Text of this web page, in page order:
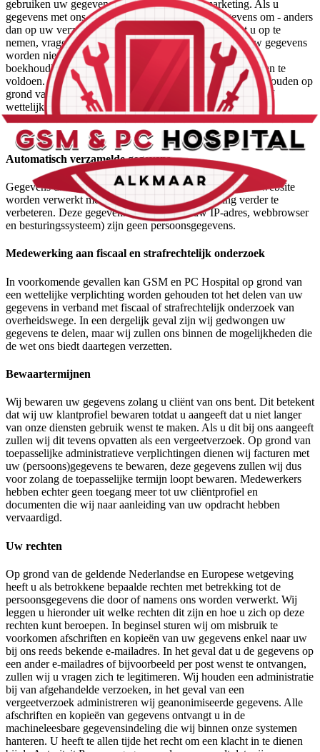
gebruiken uw gegevens niet voor (gerichte) marketing. Als u
gegevens met ons deelt en wij gebruiken deze gegevens om - anders
dan op uw verzoek - op een later moment contact met u op te
nemen, vragen wij u hiervoor expliciet toestemming. Uw gegevens
worden niet met derden gedeeld, anders dan om aan
boekhoudkundige en overige administratieve verplichtingen te
voldoen. Deze derden zijn allemaal tot geheimhouding gehouden op
grond van de overeenkomst tussen hen en ons of een eed of
wettelijke verplichting.
Automatisch verzamelde gegevens
Gegevens die automatisch worden verzameld door onze website
worden verwerkt met het doel onze dienstverlening verder te
verbeteren. Deze gegevens (bijvoorbeeld uw IP-adres, webbrowser
en besturingssysteem) zijn geen persoonsgegevens.
Medewerking aan fiscaal en strafrechtelijk onderzoek
In voorkomende gevallen kan GSM en PC Hospital op grond van
een wettelijke verplichting worden gehouden tot het delen van uw
gegevens in verband met fiscaal of strafrechtelijk onderzoek van
overheidswege. In een dergelijk geval zijn wij gedwongen uw
gegevens te delen, maar wij zullen ons binnen de mogelijkheden die
de wet ons biedt daartegen verzetten.
Bewaartermijnen
Wij bewaren uw gegevens zolang u cliënt van ons bent. Dit betekent
dat wij uw klantprofiel bewaren totdat u aangeeft dat u niet langer
van onze diensten gebruik wenst te maken. Als u dit bij ons aangeeft
zullen wij dit tevens opvatten als een vergeetverzoek. Op grond van
toepasselijke administratieve verplichtingen dienen wij facturen met
uw (persoons)gegevens te bewaren, deze gegevens zullen wij dus
voor zolang de toepasselijke termijn loopt bewaren. Medewerkers
hebben echter geen toegang meer tot uw cliëntprofiel en
documenten die wij naar aanleiding van uw opdracht hebben
vervaardigd.
Uw rechten
Op grond van de geldende Nederlandse en Europese wetgeving
heeft u als betrokkene bepaalde rechten met betrekking tot de
persoonsgegevens die door of namens ons worden verwerkt. Wij
leggen u hieronder uit welke rechten dit zijn en hoe u zich op deze
rechten kunt beroepen. In beginsel sturen wij om misbruik te
voorkomen afschriften en kopieën van uw gegevens enkel naar uw
bij ons reeds bekende e-mailadres. In het geval dat u de gegevens op
een ander e-mailadres of bijvoorbeeld per post wenst te ontvangen,
zullen wij u vragen zich te legitimeren. Wij houden een administratie
bij van afgehandelde verzoeken, in het geval van een
vergeetverzoek administreren wij geanonimiseerde gegevens. Alle
afschriften en kopieën van gegevens ontvangt u in de
machineleesbare gegevensindeling die wij binnen onze systemen
hanteren. U heeft te allen tijde het recht om een klacht in te dienen